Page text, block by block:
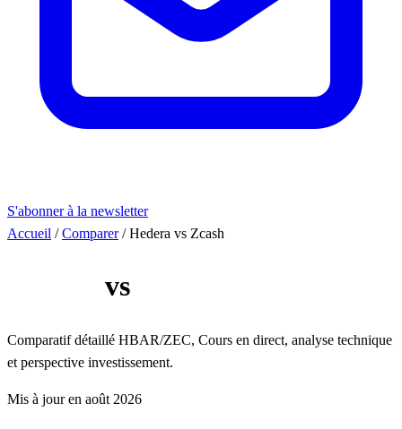
S'abonner à la newsletter
Accueil / Comparer / Hedera vs Zcash
vs
Comparatif détaillé HBAR/ZEC, Cours en direct, analyse technique
et perspective investissement.
Mis à jour en août 2026